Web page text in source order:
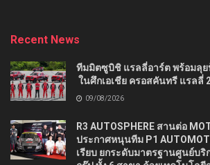
Recent News
ทีมมิตซูบิชิ แรลลี่อาร์ต พร้อมลุ
ในศึกเอเชีย ครอสคันทรี แรลลี่
09/08/2026
R3 AUTOSPHERE สานต่อ
ประกาศหนุนทีม P1
เรียบ ยกระดับมาตรฐานศูนย์บริ